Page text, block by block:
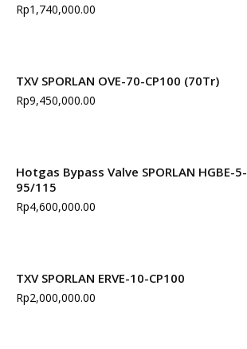
Rp1,740,000.00
TXV SPORLAN OVE-70-CP100 (70Tr)
Rp9,450,000.00
Hotgas Bypass Valve SPORLAN HGBE-5-
95/115
Rp4,600,000.00
TXV SPORLAN ERVE-10-CP100
Rp2,000,000.00